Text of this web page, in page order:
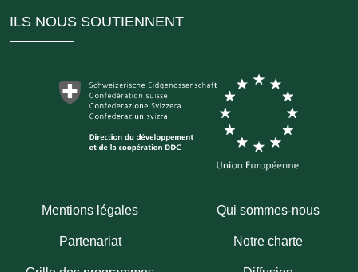
ILS NOUS SOUTIENNENT
Mentions légales Qui sommes-nous
Partenariat Notre charte